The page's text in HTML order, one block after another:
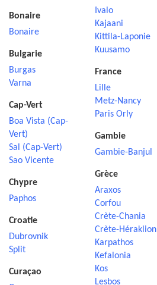
Bonaire
Bonaire
Bulgarie
Burgas
Varna
Cap-Vert
Boa Vista (Cap-
Vert)
Sal (Cap-Vert)
Sao Vicente
Chypre
Paphos
Croatie
Dubrovnik
Split
Curaçao
Ivalo
Kajaani
Kittila-Laponie
Kuusamo
France
Lille
Metz-Nancy
Paris Orly
Gambie
Gambie-Banjul
Grèce
Araxos
Corfou
Crète-Chania
Crète-Héraklion
Karpathos
Kefalonia
Kos
Lesbos